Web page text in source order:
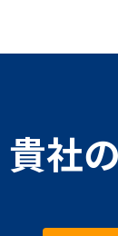
貴社